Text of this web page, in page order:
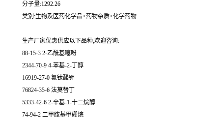
分子量:1292.26
类别:生物及医药化学品>药物杂质>化学药物
生产厂家优惠供应以下品种,欢迎咨询:
88-15-3 2-乙酰基噻吩
2344-70-9 4-苯基-2-丁醇
16919-27-0 氟钛酸钾
76824-35-6 法莫替丁
5333-42-6 2-辛基-1-十二烷醇
74-94-2 二甲胺基甲硼烷